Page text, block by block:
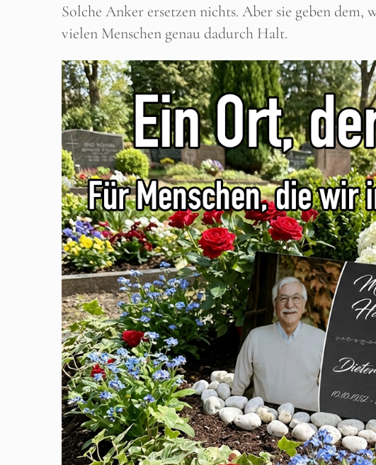
Solche Anker ersetzen nichts. Aber sie geben dem,
vielen Menschen genau dadurch Halt.